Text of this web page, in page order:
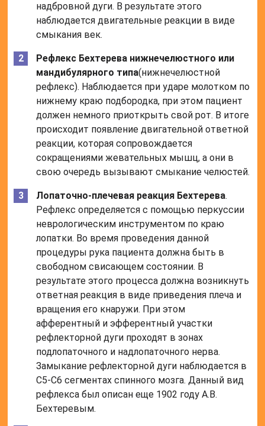
надбровной дуги. В результате этого
наблюдается двигательные реакции в виде
смыкания век.
Рефлекс Бехтерева нижнечелюстного или
мандибулярного типа(нижнечелюстной
рефлекс). Наблюдается при ударе молотком по
нижнему краю подбородка, при этом пациент
должен немного приоткрыть свой рот. В итоге
происходит появление двигательной ответной
реакции, которая сопровождается
сокращениями жевательных мышц, а они в
свою очередь вызывают смыкание челюстей.
Лопаточно-плечевая реакция Бехтерева.
Рефлекс определяется с помощью перкуссии
неврологическим инструментом по краю
лопатки. Во время проведения данной
процедуры рука пациента должна быть в
свободном свисающем состоянии. В
результате этого процесса должна возникнуть
ответная реакция в виде приведения плеча и
вращения его кнаружи. При этом
афферентный и эфферентный участки
рефлекторной дуги проходят в зонах
подлопаточного и надлопаточного нерва.
Замыкание рефлекторной дуги наблюдается в
С5-С6 сегментах спинного мозга. Данный вид
рефлекса был описан еще 1902 году А.В.
Бехтеревым.